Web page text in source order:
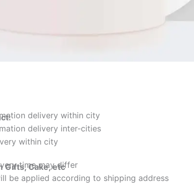
delivery within city
delivery inter-cities
within city
Gifts, Cake, etc
time may differ
be applied according to shipping address